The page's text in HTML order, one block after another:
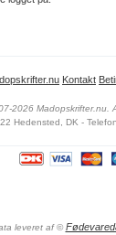
Kontakt
2026 Madopskrifter.nu.
Hedensted, DK -
leveret af ©